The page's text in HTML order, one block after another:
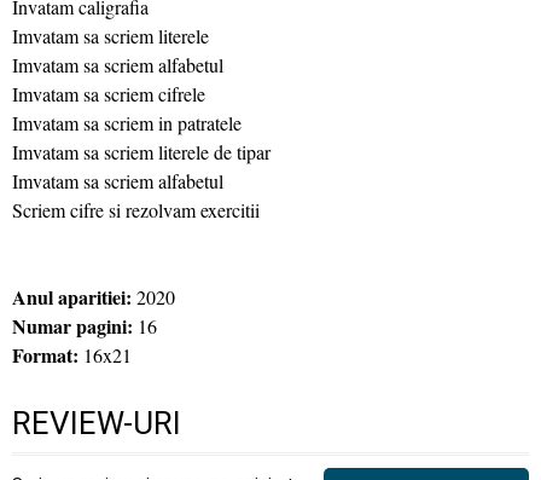
Invatam caligrafia
Imvatam sa scriem literele
Imvatam sa scriem alfabetul
Imvatam sa scriem cifrele
Imvatam sa scriem in patratele
Imvatam sa scriem literele de tipar
Imvatam sa scriem alfabetul
Scriem cifre si rezolvam exercitii
Anul aparitiei: 2020
Numar pagini: 16
Format: 16x21
REVIEW-URI